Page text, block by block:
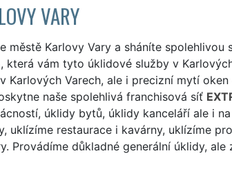
VARY
městě Karlovy Vary a sháníte spolehlivou
která vám tyto úklidové služby v
Karlových Varech, ale i precizní mytí
naše spolehlivá franchisová síť
úklidy bytů, úklidy kanceláří ale i
uklízíme restaurace i kavárny, uklízíme
Provádíme důkladné generální úklidy, ale